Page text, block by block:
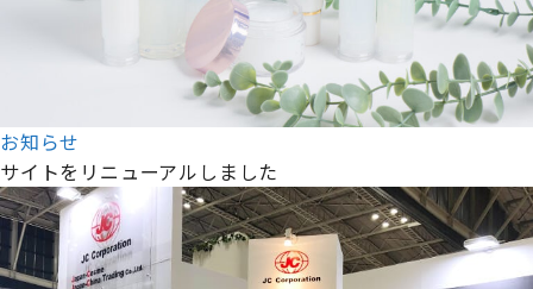
お知らせ
サイトをリニューアルしました